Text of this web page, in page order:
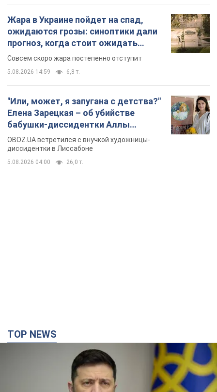
Жара в Украине пойдет на спад,
ожидаются грозы: синоптики дали
прогноз, когда стоит ожидать
изменения погоды
Совсем скоро жара постепенно отступит
5.08.2026 14:59 6,8 т.
"Или, может, я запугана с детства?"
Елена Зарецкая – об убийстве
бабушки-диссидентки Аллы
Горской, критике сына Стуса и
бегстве в Португалию с пятью
детьми
OBOZ.UA встретился с внучкой художницы-
диссидентки в Лиссабоне
5.08.2026 04:00 26,0 т.
TOP NEWS